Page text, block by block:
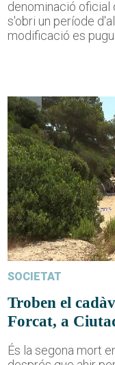
denominació oficial
s'obri un període
modificació es
SOCIETAT
Troben el
Forcat, a
És la segona mort